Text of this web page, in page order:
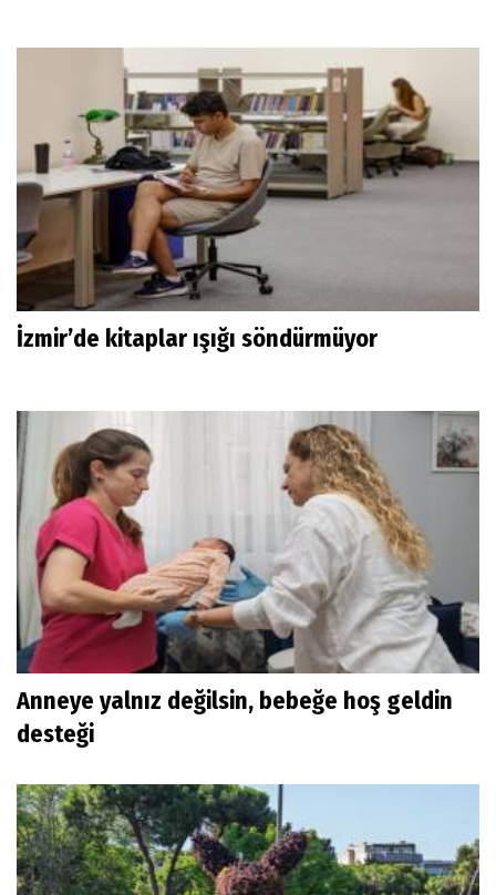
İzmir’de kitaplar ışığı söndürmüyor
Anneye yalnız değilsin, bebeğe hoş geldin
desteği